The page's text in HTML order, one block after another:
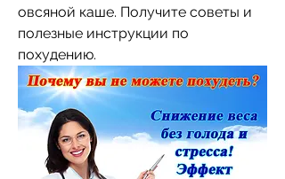
овсяной каше. Получите советы и
полезные инструкции по
похудению.